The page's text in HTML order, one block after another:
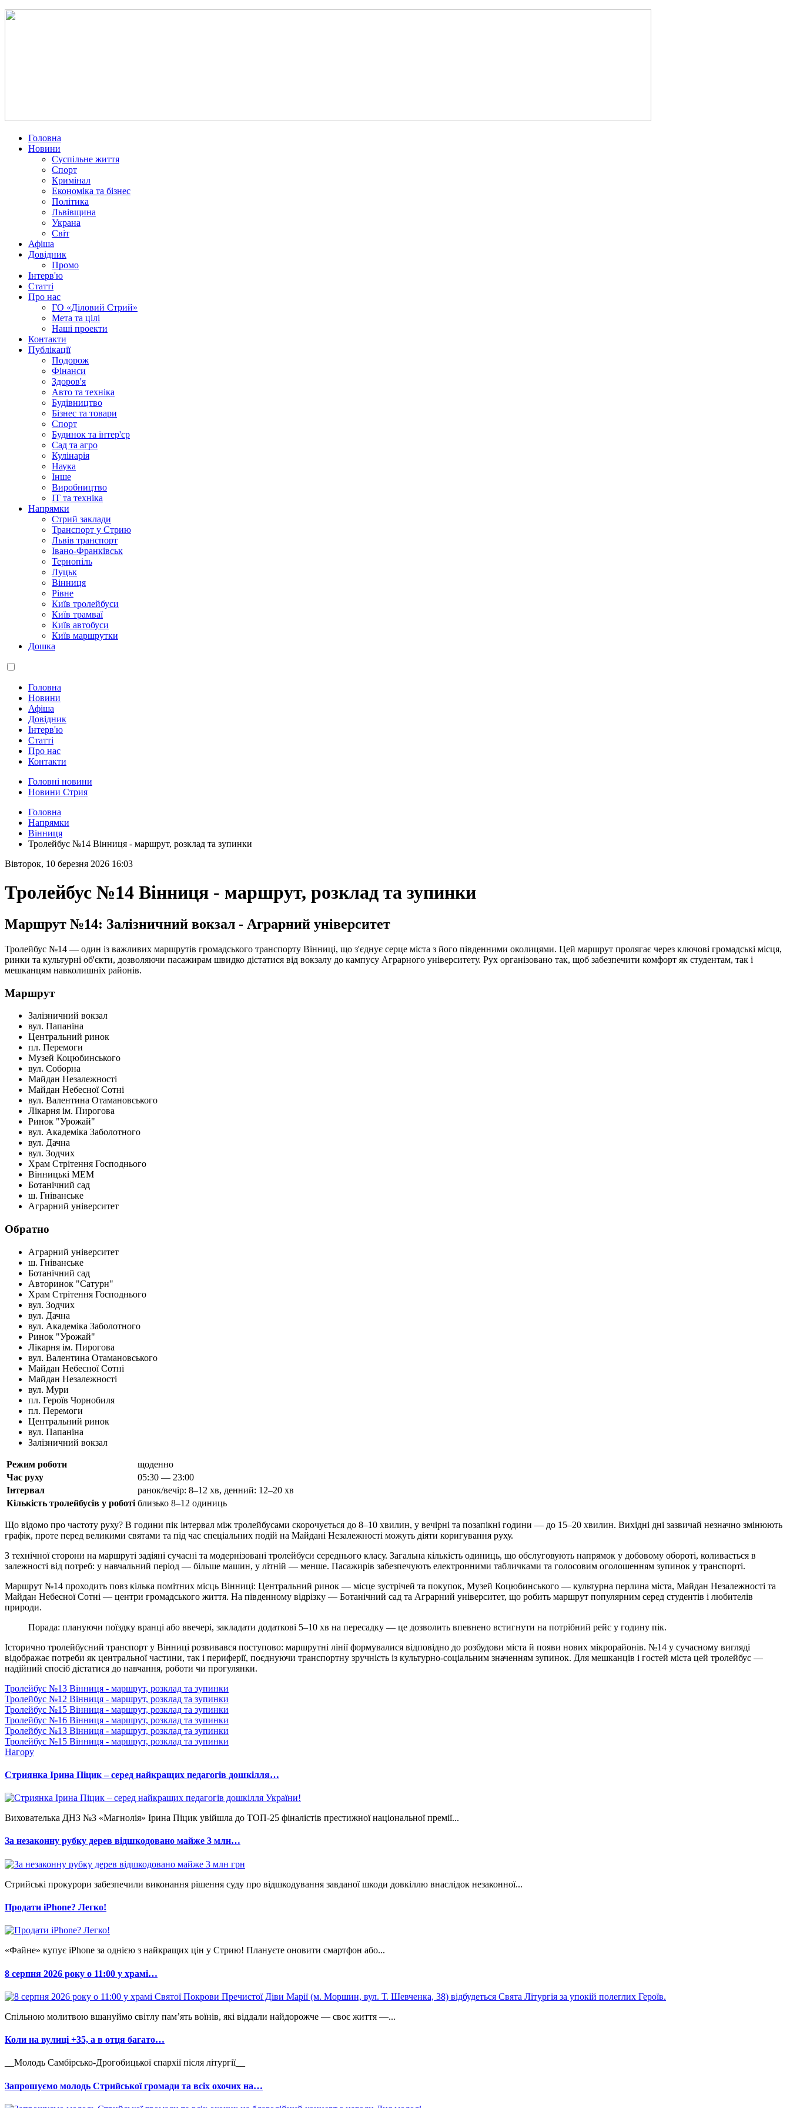
Головна
Новини
Суспільне життя
Спорт
Кримінал
Економіка та бізнес
Політика
Львівщина
Украна
Світ
Афіша
Довідник
Промо
Інтерв'ю
Статті
Про нас
ГО «Діловий Стрий»
Мета та цілі
Наші проекти
Контакти
Публікації
Подорож
Фінанси
Здоров'я
Авто та техніка
Будівництво
Бізнес та товари
Спорт
Будинок та інтер'єр
Сад та агро
Кулінарія
Наука
Інше
Виробництво
IT та техніка
Напрямки
Стрий заклади
Транспорт у Стрию
Львів транспорт
Івано-Франківськ
Тернопіль
Луцьк
Вінниця
Рівне
Київ тролейбуси
Київ трамваї
Київ автобуси
Київ маршрутки
Дошка
Головна
Новини
Афіша
Довідник
Інтерв'ю
Статті
Про нас
Контакти
Головні новини
Новини Стрия
Головна
Напрямки
Вінниця
Тролейбус №14 Вінниця - маршрут, розклад та зупинки
Вівторок, 10 березня 2026 16:03
Тролейбус №14 Вінниця - маршрут, розклад та зупинки
Маршрут №14: Залізничний вокзал - Аграрний університет
Тролейбус №14 — один із важливих маршрутів громадського транспорту Вінниці, що з'єднує серце міста з його південними околицями. Цей маршрут пролягає через ключові громадські місця,
ринки та культурні об'єкти, дозволяючи пасажирам швидко дістатися від вокзалу до кампусу Аграрного університету. Рух організовано так, щоб забезпечити комфорт як студентам, так і
мешканцям навколишніх районів.
Маршрут
Залізничний вокзал
вул. Папаніна
Центральний ринок
пл. Перемоги
Музей Коцюбинського
вул. Соборна
Майдан Незалежності
Майдан Небесної Сотні
вул. Валентина Отамановського
Лікарня ім. Пирогова
Ринок "Урожай"
вул. Академіка Заболотного
вул. Дачна
вул. Зодчих
Храм Стрітення Господнього
Вінницькі МЕМ
Ботанічний сад
ш. Гніванське
Аграрний університет
Обратно
Аграрний університет
ш. Гніванське
Ботанічний сад
Авторинок "Сатурн"
Храм Стрітення Господнього
вул. Зодчих
вул. Дачна
вул. Академіка Заболотного
Ринок "Урожай"
Лікарня ім. Пирогова
вул. Валентина Отамановського
Майдан Небесної Сотні
Майдан Незалежності
вул. Мури
пл. Героїв Чорнобиля
пл. Перемоги
Центральний ринок
вул. Папаніна
Залізничний вокзал
Режим роботи
щоденно
Час руху
05:30 — 23:00
Інтервал
ранок/вечір: 8–12 хв, денний: 12–20 хв
Кількість тролейбусів у роботі близько 8–12 одиниць
Що відомо про частоту руху? В години пік інтервал між тролейбусами скорочується до 8–10 хвилин, у вечірні та позапікні години — до 15–20 хвилин. Вихідні дні зазвичай незначно змінюють
графік, проте перед великими святами та під час спеціальних подій на Майдані Незалежності можуть діяти коригування руху.
З технічної сторони на маршруті задіяні сучасні та модернізовані тролейбуси середнього класу. Загальна кількість одиниць, що обслуговують напрямок у добовому обороті, коливається в
залежності від потреб: у навчальний період — більше машин, у літній — менше. Пасажирів забезпечують електронними табличками та голосовим оголошенням зупинок у транспорті.
Маршрут №14 проходить повз кілька помітних місць Вінниці: Центральний ринок — місце зустрічей та покупок, Музей Коцюбинського — культурна перлина міста, Майдан Незалежності та
Майдан Небесної Сотні — центри громадського життя. На південному відрізку — Ботанічний сад та Аграрний університет, що робить маршрут популярним серед студентів і любителів
природи.
Порада: плануючи поїздку вранці або ввечері, закладати додаткові 5–10 хв на пересадку — це дозволить впевнено встигнути на потрібний рейс у годину пік.
Історично тролейбусний транспорт у Вінниці розвивався поступово: маршрутні лінії формувалися відповідно до розбудови міста й появи нових мікрорайонів. №14 у сучасному вигляді
відображає потреби як центральної частини, так і периферії, поєднуючи транспортну зручність із культурно-соціальним значенням зупинок. Для мешканців і гостей міста цей тролейбус —
надійний спосіб дістатися до навчання, роботи чи прогулянки.
Тролейбус №13 Вінниця - маршрут, розклад та зупинки
Тролейбус №12 Вінниця - маршрут, розклад та зупинки
Тролейбус №15 Вінниця - маршрут, розклад та зупинки
Тролейбус №16 Вінниця - маршрут, розклад та зупинки
Тролейбус №13 Вінниця - маршрут, розклад та зупинки
Тролейбус №15 Вінниця - маршрут, розклад та зупинки
Нагору
Стриянка Ірина Піцик – серед найкращих педагогів дошкілля…
Вихователька ДНЗ №3 «Магнолія» Ірина Піцик увійшла до ТОП-25 фіналістів престижної національної премії...
За незаконну рубку дерев відшкодовано майже 3 млн…
Стрийські прокурори забезпечили виконання рішення суду про відшкодування завданої шкоди довкіллю внаслідок незаконної...
Продати iPhone? Легко!
«Файне» купує iPhone за однією з найкращих цін у Стрию! Плануєте оновити смартфон або...
8 серпня 2026 року о 11:00 у храмі…
Спільною молитвою вшануймо світлу пам’ять воїнів, які віддали найдорожче — своє життя —...
Коли на вулиці +35, а в отця багато…
__Молодь Самбірсько-Дрогобицької єпархії після літургії__
Запрошуємо молодь Стрийської громади та всіх охочих на…